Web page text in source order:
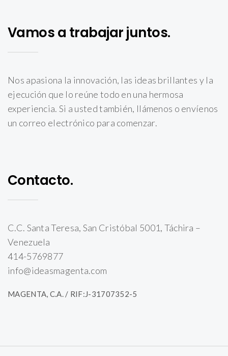
Vamos a trabajar juntos.
Nos apasiona la innovación, las ideas brillantes y la
ejecución que lo reúne todo en una hermosa
experiencia. Si a usted también, llámenos o envíenos
un correo electrónico para comenzar.
Contacto.
C.C. Santa Teresa, San Cristóbal 5001, Táchira –
Venezuela
414-5769877
info@ideasmagenta.com
MAGENTA, C.A. / RIF:J-31707352-5